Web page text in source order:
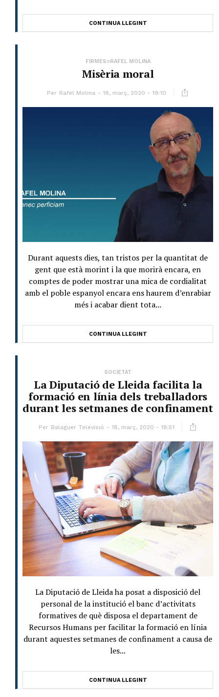
CONTINUA LLEGINT
FIRMES>RAFEL MOLINA
Misèria moral
Per Rafel Molina 18, març, 2020 - 19:10
Durant aquests dies, tan tristos per la quantitat de
gent que està morint i la que morirà encara, en
comptes de poder mostrar una mica de cordialitat
amb el poble espanyol encara ens haurem d’enrabiar
més i acabar dient tota...
CONTINUA LLEGINT
SOCIETAT
La Diputació de Lleida facilita la
formació en línia dels treballadors
durant les setmanes de confinament
Per Balaguer Televisió 18, març, 2020 - 18:51
La Diputació de Lleida ha posat a disposició del
personal de la institució el banc d’activitats
formatives de què disposa el departament de
Recursos Humans per facilitar la formació en línia
durant aquestes setmanes de confinament a causa de
les...
CONTINUA LLEGINT